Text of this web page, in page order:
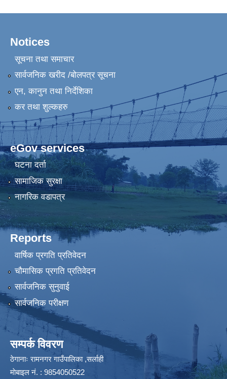
Notices
सूचना तथा समाचार
सार्वजनिक खरीद /बोलपत्र सूचना
एन, कानुन तथा निर्देशिका
कर तथा शुल्कहरु
eGov services
घटना दर्ता
सामाजिक सुरक्षा
नागरिक वडापत्र
Reports
वार्षिक प्रगति प्रतिवेदन
चौमासिक प्रगति प्रतिवेदन
सार्वजनिक सुनुवाई
सार्वजनिक परीक्षण
सम्पर्क विवरण
ठेगानाः रामनगर गाउँपालिका ,सर्लाही
माेबाइल न‌ं. : 9854050522